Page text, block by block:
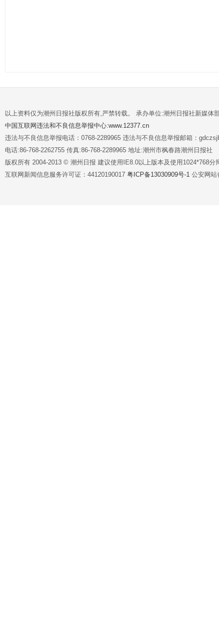
以上资料仅为潮州日报社版权所有,严禁转载。 承办单位:潮州日报社新媒体
中国互联网违法和不良信息举报中心:www.12377.cn
违法与不良信息举报电话：0768-2289965 违法与不良信息举报邮箱：
电话:86-768-2262755 传真:86-768-2289965 地址:潮州市枫春路潮州日报社
版权所有 2004-2013 © 潮州日报 建议使用IE8.0以上版本及使用1024*768分
互联网新闻信息服务许可证：44120190017 粤ICP备13030909号-1 公安网站